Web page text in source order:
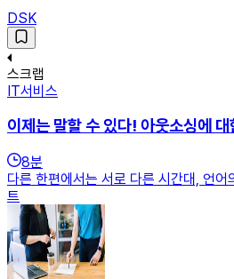
DSK
스크랩
IT서비스
이제는 말할 수 있다! 아웃소싱에 대
8분
다른 한편에서는 서로 다른 시간대, 언
트